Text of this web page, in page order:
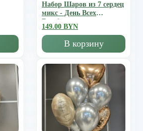
Набор Шаров из 7 сердец
микс - День Всех
Влюбленных
149.00 BYN
В корзину